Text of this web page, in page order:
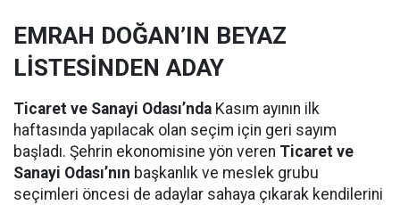
EMRAH DOĞAN’IN BEYAZ
LİSTESİNDEN ADAY
Ticaret ve Sanayi Odası’nda Kasım ayının ilk
haftasında yapılacak olan seçim için geri sayım
başladı. Şehrin ekonomisine yön veren Ticaret ve
Sanayi Odası’nın başkanlık ve meslek grubu
seçimleri öncesi de adaylar sahaya çıkarak kendilerini